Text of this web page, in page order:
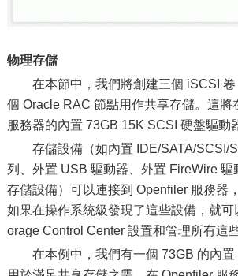
物理存儲
在本節中，我們將創建三個 iSCSI
個 Oracle RAC 節點用作共享存儲。這將
服務器的內置 73GB 15K SCSI 硬盤驅動
存儲設備（如內置 IDE/SATA/SCSI/
列、外置 USB 驅動器、外置 FireWire 驅
存儲設備）可以連接到 Openfiler 服務器
如果在操作系統級發現了這些設備，就
orage Control Center 設置和管理所有這
在本例中，我們有一個 73GB 的內